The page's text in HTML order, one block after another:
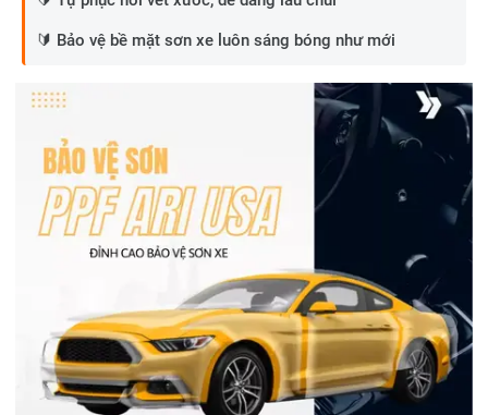
🔰 Bảo vệ bề mặt sơn xe luôn sáng bóng như mới